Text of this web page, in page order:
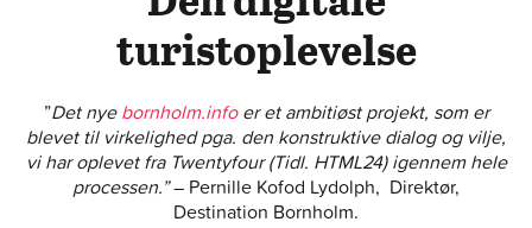
turistoplevelse
”Det nyebornholm.infoer et ambitiøst projekt, som er
blevet til virkelighed pga. den konstruktive dialog og vilje,
vi har oplevet fra Twentyfour (Tidl. HTML24) igennem hele
processen.”– Pernille Kofod Lydolph, Direktør,
Destination Bornholm.